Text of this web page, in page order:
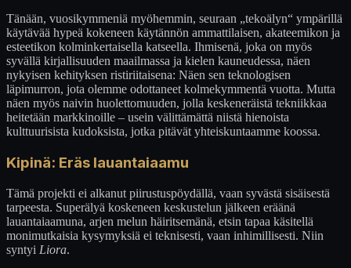
Tänään, vuosikymmeniä myöhemmin, seuraan „tekoälyn“ ympärillä
käytävää hypeä kokeneen käytännön ammattilaisen, akateemikon ja
esteetikon kolminkertaisella katseella. Ihmisenä, joka on myös
syvällä kirjallisuuden maailmassa ja kielen kauneudessa, näen
nykyisen kehityksen ristiriitaisena: Näen sen teknologisen
läpimurron, jota olemme odottaneet kolmekymmentä vuotta. Mutta
näen myös naivin huolettomuuden, jolla keskeneräistä tekniikkaa
heitetään markkinoille – usein välittämättä niistä hienoista
kulttuurisista kudoksista, jotka pitävät yhteiskuntaamme koossa.
Kipinä: Eräs lauantaiaamu
Tämä projekti ei alkanut piirustuspöydällä, vaan syvästä sisäisestä
tarpeesta. Superälyä koskeneen keskustelun jälkeen eräänä
lauantaiaamuna, arjen melun häiritsemänä, etsin tapaa käsitellä
monimutkaisia kysymyksiä ei teknisesti, vaan inhimillisesti. Niin
syntyi Liora.